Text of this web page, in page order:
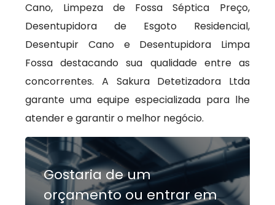
Cano, Limpeza de Fossa Séptica Preço,
Desentupidora de Esgoto Residencial,
Desentupir Cano e Desentupidora Limpa
Fossa destacando sua qualidade entre as
concorrentes. A Sakura Detetizadora Ltda
garante uma equipe especializada para lhe
atender e garantir o melhor negócio.
Gostaria de um
orçamento ou entrar em